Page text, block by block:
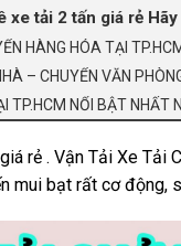
xe tải 2 tấn giá rẻ
HÀNG HÓA TẠI
– CHUYỂN VĂN
TP.HCM NỔI BẬT
rẻ . Vận Tải Xe Tải
mui bạt rất cơ động,